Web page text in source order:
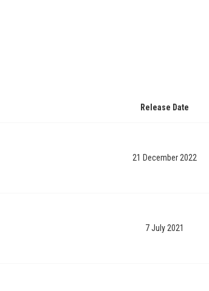
Release Date
21 December 2022
7 July 2021